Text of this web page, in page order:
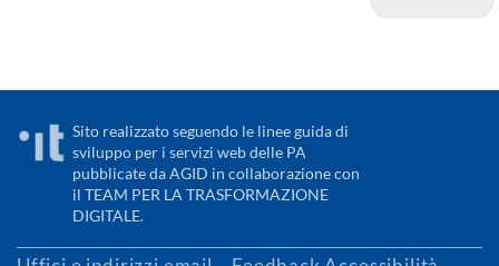
Sito realizzato seguendo le linee guida di
sviluppo per i servizi web delle PA
pubblicate da AGID in collaborazione con
il TEAM PER LA TRASFORMAZIONE
DIGITALE.